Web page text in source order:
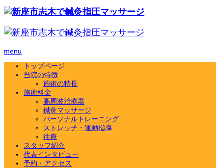
menu
トップページ
当院の特徴
施術の特長
施術料金
高周波治療器
鍼灸マッサージ
パーソナルトレーニング
ストレッチ・運動指導
往療
スタッフ紹介
代表インタビュー
予約・アクセス